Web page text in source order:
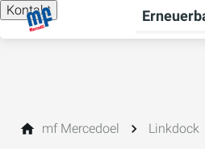
Kontakt
mf Mercedoel Linkdock